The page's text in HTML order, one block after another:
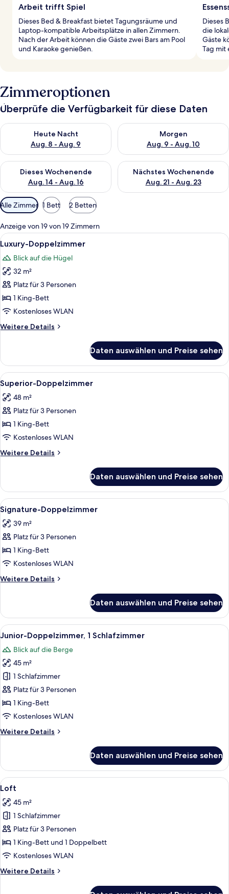
Arbeit trifft Spiel
Dieses Bed & Breakfast bietet Tagungsräume und
Laptop-kompatible Arbeitsplätze in allen Zimmern.
Nach der Arbeit können die Gäste zwei Bars am Pool
und Karaoke genießen.
Dieses
die
Gäste
Tag mit
Zimmeroptionen
Überprüfe die Verfügbarkeit für diese Daten
Heute Nacht
Aug. 8 - Aug. 9
Überprüfe die Verfügbarkeit für heute Nacht, Aug. 8 - Aug. 9.
Morgen
Aug. 9 - Aug. 10
Überprüfe die Verfügbarkeit
Dieses Wochenende
Aug. 14 - Aug. 16
Überprüfe die Verfügbarkeit für dieses Wochenende, Aug. 14
Nächstes Wochenende
Aug. 21 - Aug. 23
Überprüfe die Verfügbarkeit
Verfügbare
Filter
für
Zimmer
Alle Zimmer 1 Bett 2 Betten
Anzeige von 19 von 19 Zimmern
Alle
Fotos
für
Luxury-
Doppelzimmer
anzeigen
Ein rustikaler Holzraum mit einem
7
Luxury-Doppelzimmer
Blick auf die Hügel
32 m²
Platz für 3 Personen
1 King-Bett
Kostenloses WLAN
Weitere Details
Weitere
Doppelzimmer
Daten auswählen und Preise sehen
Alle
Fotos
für
Superior-
Doppelzimmer
anzeigen
Ein rustikales Interieur mit
4
Superior-Doppelzimmer
48 m²
Platz für 3 Personen
1 King-Bett
Kostenloses WLAN
Weitere Details
Weitere
Doppelzimmer
Daten auswählen und Preise sehen
Alle
Fotos
für
Signature-
Doppelzimmer
anzeigen
Ein gemütliches Zimmer mit
6
Signature-Doppelzimmer
39 m²
Platz für 3 Personen
1 King-Bett
Kostenloses WLAN
Weitere Details
Weitere
Doppelzimmer
Daten auswählen und Preise sehen
Alle
Fotos
für
Junior-
Doppelzimmer,
1
Schlafzimmer
anzeigen
Ein Holzblockhaus-Innenraum mit
7
Junior-Doppelzimmer, 1 Schlafzimmer
Blick auf die Berge
45 m²
1 Schlafzimmer
Platz für 3 Personen
1 King-Bett
Kostenloses WLAN
Weitere Details
Weitere
Doppelzimmer,
Schlafzimmer
Daten auswählen und Preise sehen
Alle
Fotos
für
Loft
anzeigen
Ein gemütliches Zimmer mit einem
10
Loft
45 m²
1 Schlafzimmer
Platz für 3 Personen
1 King-Bett und 1 Doppelbett
Kostenloses WLAN
Weitere Details
Weitere